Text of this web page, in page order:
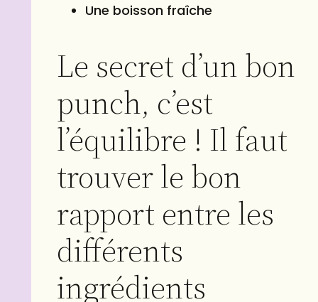
Une boisson fraîche
Le secret d’un bon
punch, c’est
l’équilibre ! Il faut
trouver le bon
rapport entre les
différents
ingrédients